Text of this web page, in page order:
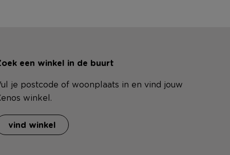
een winkel in de buurt
je postcode of woonplaats in en vind jouw
winkel.
vind winkel